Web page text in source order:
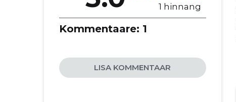
1 hinnang
Kommentaare: 1
LISA KOMMENTAAR